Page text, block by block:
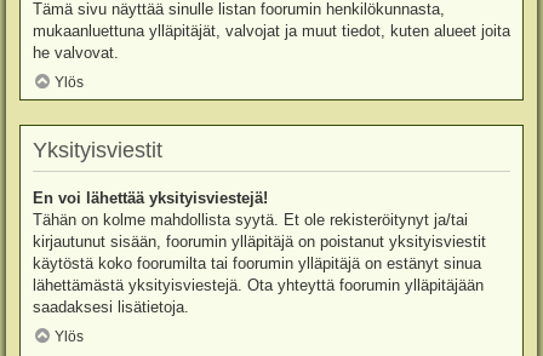
Tämä sivu näyttää sinulle listan foorumin henkilökunnasta,
mukaanluettuna ylläpitäjät, valvojat ja muut tiedot, kuten alueet joita
he valvovat.
Ylös
Yksityisviestit
En voi lähettää yksityisviestejä!
Tähän on kolme mahdollista syytä. Et ole rekisteröitynyt ja/tai
kirjautunut sisään, foorumin ylläpitäjä on poistanut yksityisviestit
käytöstä koko foorumilta tai foorumin ylläpitäjä on estänyt sinua
lähettämästä yksityisviestejä. Ota yhteyttä foorumin ylläpitäjään
saadaksesi lisätietoja.
Ylös